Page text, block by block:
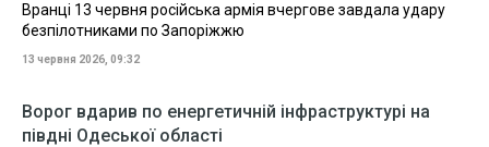
Вранці 13 червня російська армія вчергове завдала удару
безпілотниками по Запоріжжю
13 червня 2026, 09:32
Ворог вдарив по енергетичній інфраструктурі на
півдні Одеської області